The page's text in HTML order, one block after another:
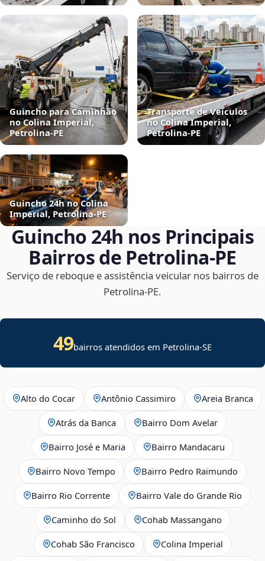
Guincho para Caminhão
no Colina Imperial,
Petrolina‑PE
Transporte de Veículos
no Colina Imperial,
Petrolina‑PE
Guincho 24h no Colina
Imperial, Petrolina‑PE
Guincho 24h nos Principais
Bairros de Petrolina‑PE
Serviço de reboque e assistência veicular nos bairros de
Petrolina‑PE.
49bairros atendidos em Petrolina-SE
Alto do Cocar Antônio Cassimiro Areia Branca
Atrás da Banca Bairro Dom Avelar
Bairro José e Maria Bairro Mandacaru
Bairro Novo Tempo Bairro Pedro Raimundo
Bairro Rio Corrente Bairro Vale do Grande Rio
Caminho do Sol Cohab Massangano
Cohab São Francisco Colina Imperial